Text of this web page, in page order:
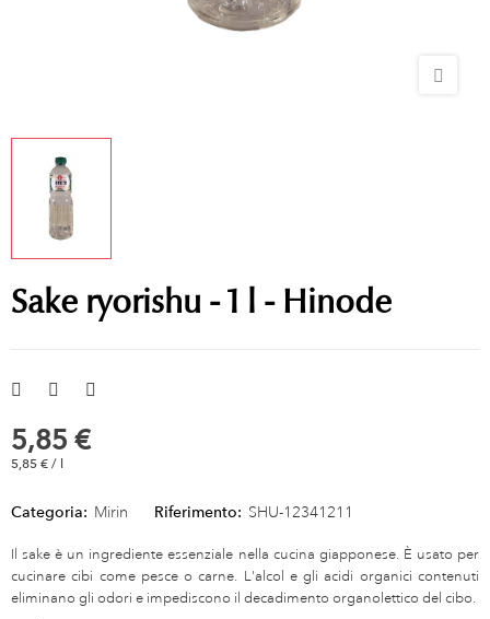
Sake ryorishu - 1 l - Hinode
5,85 €
5,85 € / l
Categoria: Mirin Riferimento: SHU-12341211
Il sake è un ingrediente essenziale nella cucina giapponese. È usato per
cucinare cibi come pesce o carne. L'alcol e gli acidi organici contenuti
eliminano gli odori e impediscono il decadimento organolettico del cibo.